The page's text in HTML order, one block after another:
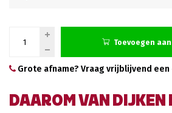
Toevoegen
Grote afname? Vraag vrijblijvend
DAAROM VAN DIJKEN